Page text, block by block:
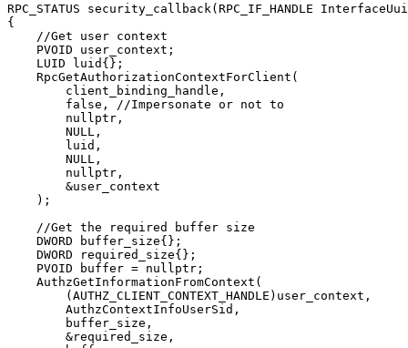
RPC_STATUS security_callback(RPC_IF_HANDLE
{
    //Get user context
    PVOID user_context;
    LUID luid{};
    RpcGetAuthorizationContextForClient(
        client_binding_handle,
        false, //Impersonate or not to
        nullptr,
        NULL,
        luid,
        NULL,
        nullptr,
        &user_context
    );
    //Get the required buffer size
    DWORD buffer_size{};
    DWORD required_size{};
    PVOID buffer = nullptr;
    AuthzGetInformationFromContext(
        (AUTHZ_CLIENT_CONTEXT_HANDLE)user_context,
        AuthzContextInfoUserSid,
        buffer_size,
        &required_size,